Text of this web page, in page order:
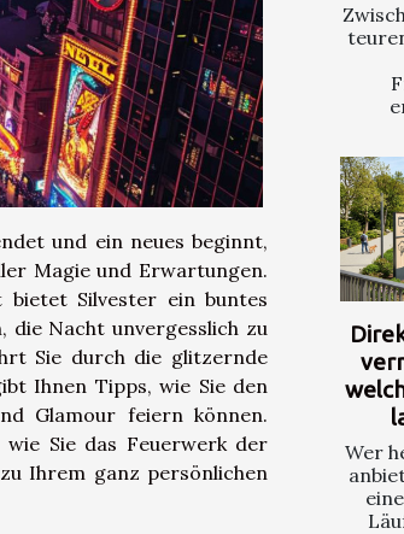
und ein neues beginnt,
Magie und Erwartungen.
Silvester ein buntes
die Nacht unvergesslich zu
Sie durch die glitzernde
Ihnen Tipps, wie Sie den
Glamour feiern können.
wie Sie das Feuerwerk der
Ihrem ganz persönlichen
Wer